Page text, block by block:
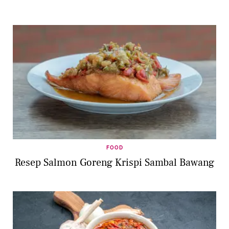
FOOD
Resep Salmon Goreng Krispi Sambal Bawang